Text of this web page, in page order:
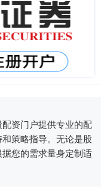
资门户提供专业的配
策略指导。无论是股
您的需求量身定制适